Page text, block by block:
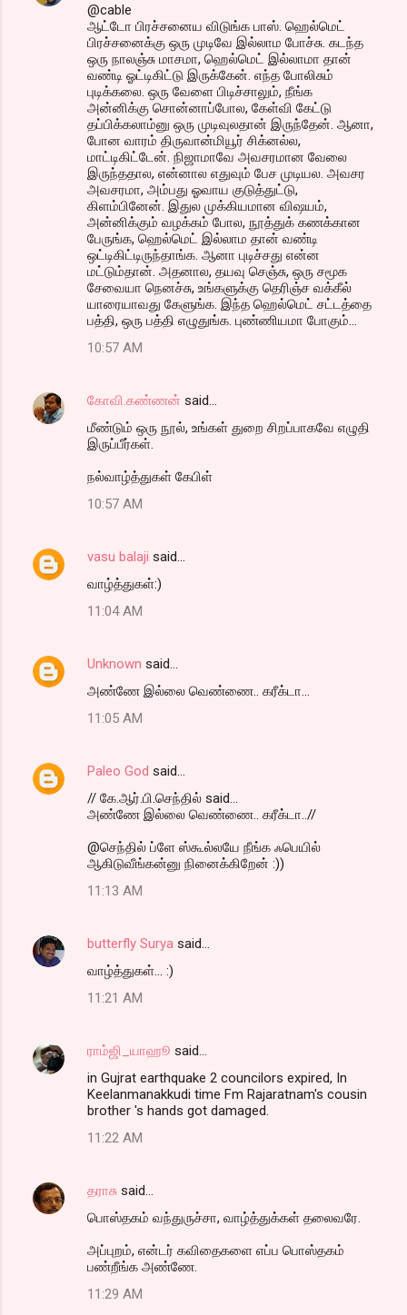
@cable
ஆட்டோ பிரச்சனைய விடுங்க பாஸ். ஹெல்மெட்
பிரச்சனைக்கு ஒரு முடிவே இல்லாம போச்சு. கடந்த
ஒரு நாலஞ்சு மாசமா, ஹெல்மெட் இல்லாமா தான்
வண்டி ஓட்டிகிட்டு இருக்கேன். எந்த போலிசும்
புடிக்கலை. ஒரு வேளை பிடிச்சாலும், நீங்க
அன்னிக்கு சொன்னாப்போல, கேள்வி கேட்டு
தப்பிக்கலாம்னு ஒரு முடிவுலதான் இருந்தேன். ஆனா,
போன வாரம் திருவான்மியூர் சிக்னல்ல,
மாட்டிகிட்டேன். நிஜாமாவே அவசரமான வேலை
இருந்ததால, என்னால எதுவும் பேச முடியல. அவசர
அவசரமா, அம்பது ஓவாய குடுத்துட்டு,
கிளம்பினேன். இதுல முக்கியமான விஷயம்,
அன்னிக்கும் வழக்கம் போல, நூத்துக் கணக்கான
பேருங்க, ஹெல்மெட் இல்லாம தான் வண்டி
ஒட்டிகிட்டிருந்தாங்க. ஆனா புடிச்சது என்ன
மட்டும்தான். அதனால, தயவு செஞ்சு, ஒரு சமூக
சேவையா நெனச்சு, உங்களுக்கு தெரிஞ்ச வக்கீல்
யாரையாவது கேளுங்க. இந்த ஹெல்மெட் சட்டத்தை
பத்தி, ஒரு பத்தி எழுதுங்க. புண்ணியமா போகும்...
10:57 AM
கோவி.கண்ணன் said…
மீண்டும் ஒரு நூல், உங்கள் துறை சிறப்பாகவே எழுதி
இருப்பீர்கள்.
நல்வாழ்த்துகள் கேபிள்
10:57 AM
vasu balaji said…
வாழ்த்துகள்:)
11:04 AM
Unknown said…
அண்ணே இல்லை வெண்ணை.. கரீக்டா...
11:05 AM
Paleo God said…
// கே.ஆர்.பி.செந்தில் said...
அண்ணே இல்லை வெண்ணை.. கரீக்டா..//
@செந்தில் ப்ளே ஸ்கூல்லயே நீங்க ஃபெயில்
ஆகிடுவீங்கன்னு நினைக்கிறேன் :))
11:13 AM
butterfly Surya said…
வாழ்த்துகள்... :)
11:21 AM
ராம்ஜி_யாஹூ said…
in Gujrat earthquake 2 councilors expired, In
Keelanmanakkudi time Fm Rajaratnam's cousin
brother 's hands got damaged.
11:22 AM
தராசு said…
பொஸ்தகம் வந்துருச்சா, வாழ்த்துக்கள் தலைவரே.
அப்புறம், என்டர் கவிதைகளை எப்ப பொஸ்தகம்
பண்றீங்க அண்ணே.
11:29 AM